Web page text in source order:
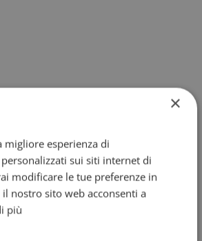
×
esperienza di
sui siti internet di
modificare le tue preferenze in
nostro sito web acconsenti a
più